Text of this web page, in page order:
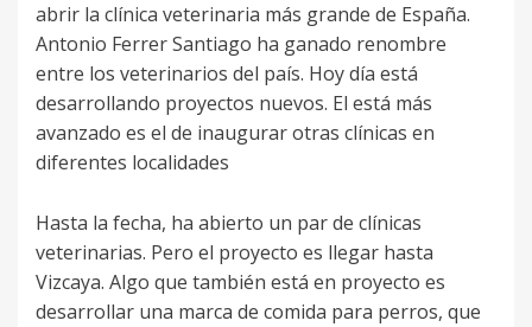
abrir la clínica veterinaria más grande de España.
Antonio Ferrer Santiago ha ganado renombre
entre los veterinarios del país. Hoy día está
desarrollando proyectos nuevos. El está más
avanzado es el de inaugurar otras clínicas en
diferentes localidades
Hasta la fecha, ha abierto un par de clínicas
veterinarias. Pero el proyecto es llegar hasta
Vizcaya. Algo que también está en proyecto es
desarrollar una marca de comida para perros, que